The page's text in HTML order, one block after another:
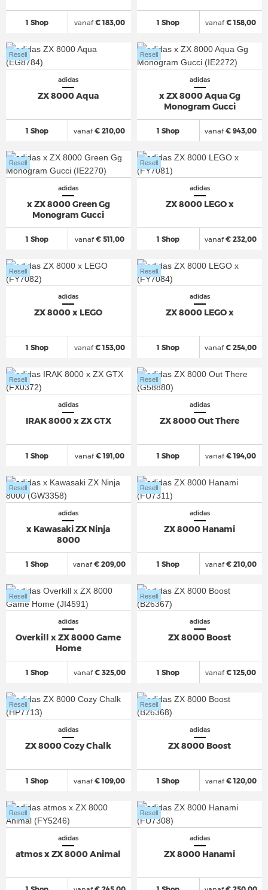
1 Shop vanaf€ 183,00 1 Shop vanaf€ 158,00
adidas
ZX 8000 Aqua
1 Shop
Resell
vanaf€ 210,00
adidas
x ZX 8000 Aqua Gg
Monogram Gucci
1 Shop
Resell
vanaf€ 943,00
adidas
x ZX 8000 Green Gg
Monogram Gucci
1 Shop
Resell
vanaf€ 511,00
adidas
ZX 8000 LEGO x
1 Shop
Resell
vanaf€ 232,00
adidas
ZX 8000 x LEGO
1 Shop
Resell
vanaf€ 153,00
adidas
ZX 8000 LEGO x
1 Shop
Resell
vanaf€ 254,00
adidas
IRAK 8000 x ZX GTX
1 Shop
Resell
vanaf€ 191,00
adidas
ZX 8000 Out There
1 Shop
Resell
vanaf€ 194,00
adidas
x Kawasaki ZX Ninja
8000
1 Shop
Resell
vanaf€ 209,00
adidas
ZX 8000 Hanami
1 Shop
Resell
vanaf€ 210,00
adidas
Overkill x ZX 8000 Game
Home
1 Shop
Resell
vanaf€ 325,00
adidas
ZX 8000 Boost
1 Shop
Resell
vanaf€ 125,00
adidas
ZX 8000 Cozy Chalk
1 Shop
Resell
vanaf€ 109,00
adidas
ZX 8000 Boost
1 Shop
Resell
vanaf€ 120,00
adidas
atmos x ZX 8000 Animal
Resell
adidas
ZX 8000 Hanami
Resell